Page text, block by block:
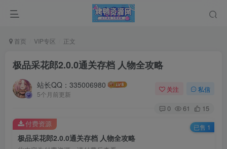
首页 VIP专区 正文
极品采花郎2.0.0通关存档 人物全攻略
站长QQ：335006980
5个月前更新
关注 私信
0 61 15
极品采花郎2.0.0通关存档 人物全攻略
付费资源 已售 1